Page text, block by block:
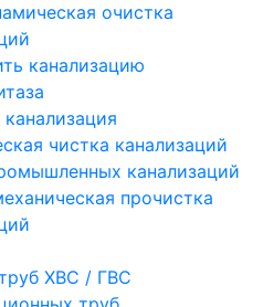
очистка
канализацию
чистка канализаций
канализаций
прочистка
ХВС / ГВС